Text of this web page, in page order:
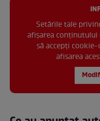
Setările tale
afișarea conținutului
să accepți
afisarea